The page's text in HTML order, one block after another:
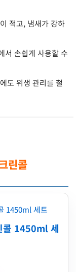
적고, 냄새가 강하
서 손쉽게 사용할 수
도 위생 관리를 철
린콜
콜 1450ml 세